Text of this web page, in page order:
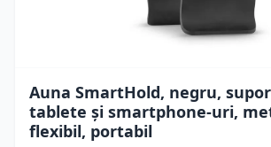
Auna SmartHold, negru,
tablete și smartphone-uri,
flexibil, portabil